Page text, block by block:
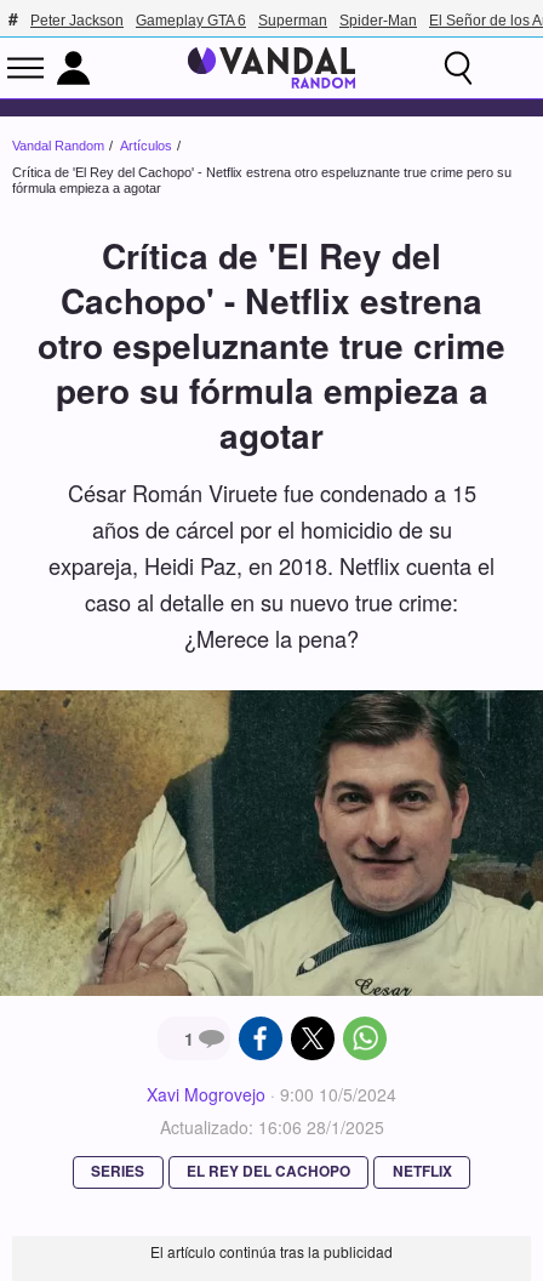
Peter Jackson Gameplay GTA 6 Superman Spider-Man El Señor de los
Vandal Random
Artículos
Crítica de 'El Rey del Cachopo' - Netflix estrena otro espeluznante true crime pero su
fórmula empieza a agotar
Crítica de 'El Rey del
Cachopo' - Netflix estrena
otro espeluznante true crime
pero su fórmula empieza a
agotar
César Román Viruete fue condenado a 15
años de cárcel por el homicidio de su
expareja, Heidi Paz, en 2018. Netflix cuenta el
caso al detalle en su nuevo true crime:
¿Merece la pena?
1
Xavi Mogrovejo · 9:00 10/5/2024
Actualizado: 16:06 28/1/2025
SERIES EL REY DEL CACHOPO NETFLIX